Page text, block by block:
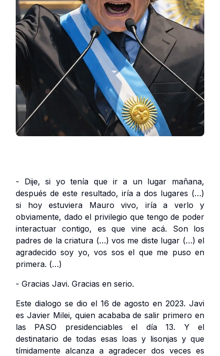
- Dije, si yo tenía que ir a un lugar mañana,
después de este resultado, iría a dos lugares (…)
si hoy estuviera Mauro vivo, iría a verlo y
obviamente, dado el privilegio que tengo de poder
interactuar contigo, es que vine acá. Son los
padres de la criatura (…) vos me diste lugar (…) el
agradecido soy yo, vos sos el que me puso en
primera. (…)
- Gracias Javi. Gracias en serio.
Este dialogo se dio el 16 de agosto en 2023. Javi
es Javier Milei, quien acababa de salir primero en
las PASO presidenciables el día 13. Y el
destinatario de todas esas loas y lisonjas y que
tímidamente alcanza a agradecer dos veces es